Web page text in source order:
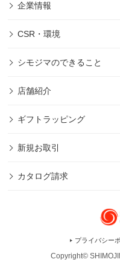
企業情報
CSR・環境
シモジマのできること
店舗紹介
ギフトラッピング
新規お取引
カタログ請求
プライバシー
Copyright©